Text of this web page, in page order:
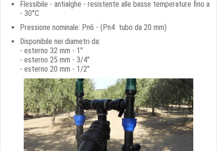
Flessibile - antialghe - resistente alle basse temperature fino a
- 30°C
Pressione nominale: Pn6 - (Pn4 tubo da 20 mm)
Disponibile nei diametri da:
- esterno 32 mm - 1"
- esterno 25 mm - 3/4"
- esterno 20 mm - 1/2"